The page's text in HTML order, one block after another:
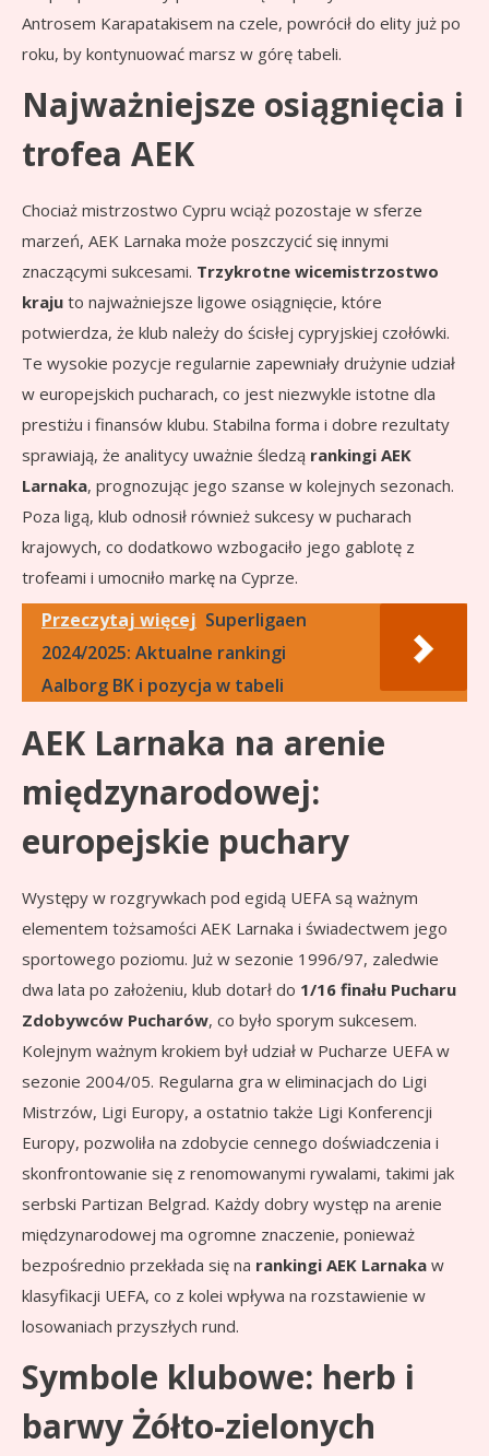
Antrosem Karapatakisem na czele, powrócił do elity już po
roku, by kontynuować marsz w górę tabeli.
Najważniejsze osiągnięcia i
trofea AEK
Chociaż mistrzostwo Cypru wciąż pozostaje w sferze
marzeń, AEK Larnaka może poszczycić się innymi
znaczącymi sukcesami. Trzykrotne wicemistrzostwo
kraju to najważniejsze ligowe osiągnięcie, które
potwierdza, że klub należy do ścisłej cypryjskiej czołówki.
Te wysokie pozycje regularnie zapewniały drużynie udział
w europejskich pucharach, co jest niezwykle istotne dla
prestiżu i finansów klubu. Stabilna forma i dobre rezultaty
sprawiają, że analitycy uważnie śledzą rankingi AEK
Larnaka, prognozując jego szanse w kolejnych sezonach.
Poza ligą, klub odnosił również sukcesy w pucharach
krajowych, co dodatkowo wzbogaciło jego gablotę z
trofeami i umocniło markę na Cyprze.
Przeczytaj więcej Superligaen
2024/2025: Aktualne rankingi
Aalborg BK i pozycja w tabeli
AEK Larnaka na arenie
międzynarodowej:
europejskie puchary
Występy w rozgrywkach pod egidą UEFA są ważnym
elementem tożsamości AEK Larnaka i świadectwem jego
sportowego poziomu. Już w sezonie 1996/97, zaledwie
dwa lata po założeniu, klub dotarł do 1/16 finału Pucharu
Zdobywców Pucharów, co było sporym sukcesem.
Kolejnym ważnym krokiem był udział w Pucharze UEFA w
sezonie 2004/05. Regularna gra w eliminacjach do Ligi
Mistrzów, Ligi Europy, a ostatnio także Ligi Konferencji
Europy, pozwoliła na zdobycie cennego doświadczenia i
skonfrontowanie się z renomowanymi rywalami, takimi jak
serbski Partizan Belgrad. Każdy dobry występ na arenie
międzynarodowej ma ogromne znaczenie, ponieważ
bezpośrednio przekłada się na rankingi AEK Larnaka w
klasyfikacji UEFA, co z kolei wpływa na rozstawienie w
losowaniach przyszłych rund.
Symbole klubowe: herb i
barwy Żółto-zielonych